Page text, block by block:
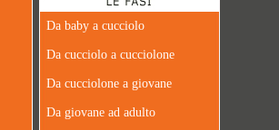
Da baby a cucciolo
Da cucciolo a cucciolone
Da cucciolone a giovane
Da giovane ad adulto